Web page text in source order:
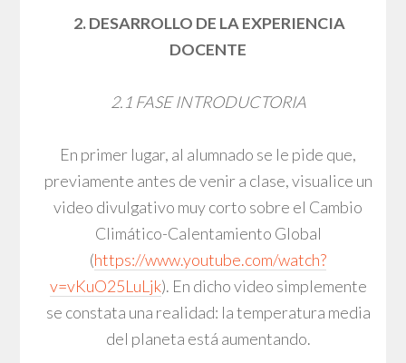
2. DESARROLLO DE LA EXPERIENCIA
DOCENTE
2.1 FASE INTRODUCTORIA
En primer lugar, al alumnado se le pide que,
previamente antes de venir a clase, visualice un
video divulgativo muy corto sobre el Cambio
Climático-Calentamiento Global
(https://www.youtube.com/watch?
v=vKuO25LuLjk). En dicho video simplemente
se constata una realidad: la temperatura media
del planeta está aumentando.